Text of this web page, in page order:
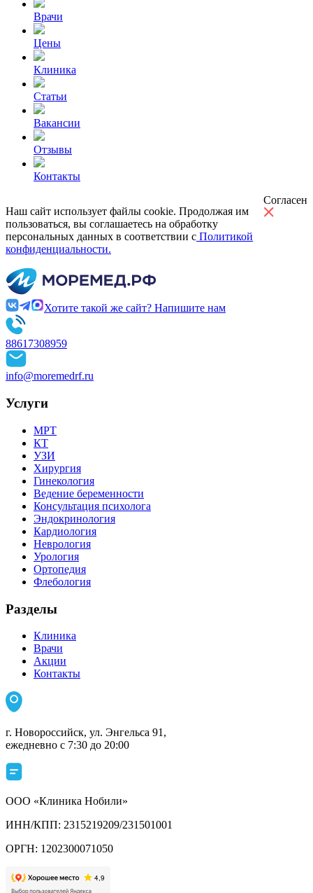
Врачи
Цены
Клиника
Статьи
Вакансии
Отзывы
Контакты
Наш сайт использует файлы cookie. Продолжая им
пользоваться, вы соглашаетесь на обработку
персональных данных в соответствии с Политикой
конфиденциальности.
Согласен
Хотите такой же сайт? Напишите нам
88617308959
info@moremedrf.ru
Услуги
МРТ
КТ
УЗИ
Хирургия
Гинекология
Ведение беременности
Консультация психолога
Эндокринология
Кардиология
Неврология
Урология
Ортопедия
Флебология
Разделы
Клиника
Врачи
Акции
Контакты
г. Новороссийск, ул. Энгельса 91,
ежедневно с 7:30 до 20:00
ООО «Клиника Нобили»
ИНН/КПП: 2315219209/231501001
ОРГН: 1202300071050